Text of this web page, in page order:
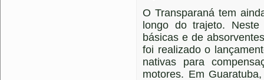
O Transparaná tem
longo do trajeto.
básicas e de
foi realizado o
nativas para
motores. Em